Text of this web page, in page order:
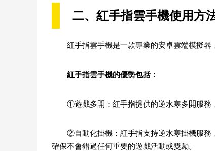
二、紅手指雲手機使用方
紅手指雲手機是一款專業的安卓雲端模擬器
紅手指雲手機的優勢包括：
①遊戲多開：紅手指提供的逆水寒多開服務
②自動化掛機：紅手指支持逆水寒掛機服務
確保不會錯過任何重要的遊戲活動或獎勵。